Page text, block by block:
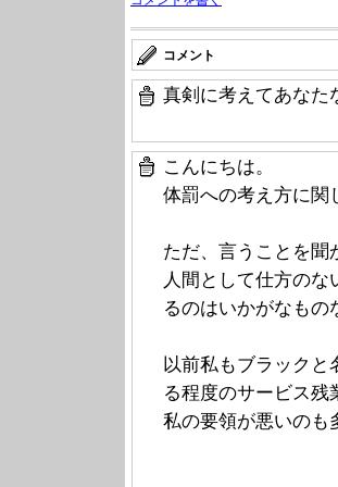
コメント
真剣に考えてあなた
こんにちは。
体罰への考え方に関
ただ、言うことを聞
人間として仕方の
るのはいかがなもの
以前私もブラックと
る程度のサービス残
私の要領が悪いのも